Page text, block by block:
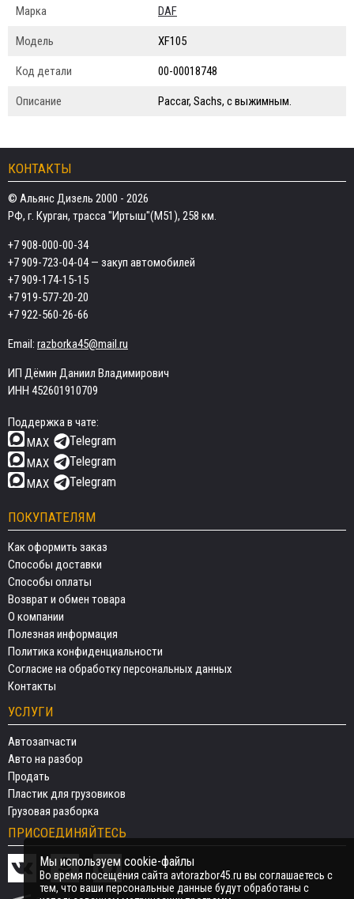
Марка DAF
Модель XF105
Код детали 00-00018748
Описание Paccar, Sachs, с выжимным.
КОНТАКТЫ
© Альянс Дизель 2000 - 2026
РФ, г. Курган, трасса "Иртыш"(М51), 258 км.
+7 908-000-00-34
+7 909-723-04-04— закуп автомобилей
+7 909-174-15-15
+7 919-577-20-20
+7 922-560-26-66
Email: razborka45@mail.ru
ИП Дёмин Даниил Владимирович
ИНН 452601910709
Поддержка в чате:
MAX
Telegram
MAX Telegram
MAX Telegram
ПОКУПАТЕЛЯМ
Как оформить заказ
Способы доставки
Способы оплаты
Возврат и обмен товара
О компании
Полезная информация
Политика конфиденциальности
Согласие на обработку персональных данных
Контакты
УСЛУГИ
Автозапчасти
Авто на разбор
Продать
Пластик для грузовиков
Грузовая разборка
ПРИСОЕДИНЯЙТЕСЬ
Мы используем cookie-файлы
Во время посещения сайта avtorazbor45.ru вы соглашаетесь с
тем, что ваши персональные данные будут обработаны с